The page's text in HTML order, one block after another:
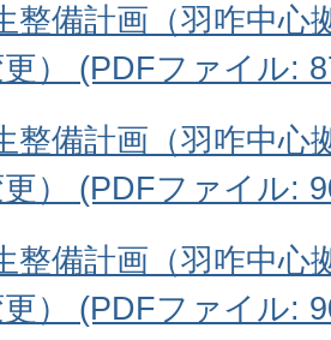
整備計画（羽咋中心
） (PDFファイル:
整備計画（羽咋中心
） (PDFファイル:
整備計画（羽咋中心
） (PDFファイル: